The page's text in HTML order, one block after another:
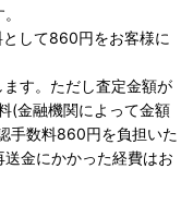
して860円をお客様に
す。ただし査定金額が
(金融機関によって金額
手数料860円を負担いた
金にかかった経費はお